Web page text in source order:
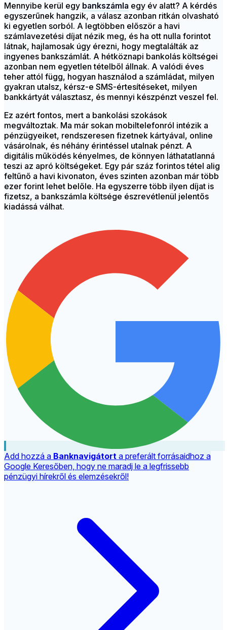
Mennyibe kerül egy bankszámla egy év alatt? A kérdés
egyszerűnek hangzik, a válasz azonban ritkán olvasható
ki egyetlen sorból. A legtöbben először a havi
számlavezetési díjat nézik meg, és ha ott nulla forintot
látnak, hajlamosak úgy érezni, hogy megtalálták az
ingyenes bankszámlát. A hétköznapi bankolás költségei
azonban nem egyetlen tételből állnak. A valódi éves
teher attól függ, hogyan használod a számládat, milyen
gyakran utalsz, kérsz-e SMS-értesítéseket, milyen
bankkártyát választasz, és mennyi készpénzt veszel fel.
Ez azért fontos, mert a bankolási szokások
megváltoztak. Ma már sokan mobiltelefonról intézik a
pénzügyeiket, rendszeresen fizetnek kártyával, online
vásárolnak, és néhány érintéssel utalnak pénzt. A
digitális működés kényelmes, de könnyen láthatatlanná
teszi az apró költségeket. Egy pár száz forintos tétel alig
feltűnő a havi kivonaton, éves szinten azonban már több
ezer forint lehet belőle. Ha egyszerre több ilyen díjat is
fizetsz, a bankszámla költsége észrevétlenül jelentős
kiadássá válhat.
Add hozzá a Banknavigátort a preferált forrásaidhoz a
Google Keresőben, hogy ne maradj le a legfrissebb
pénzügyi hírekről és elemzésekről!